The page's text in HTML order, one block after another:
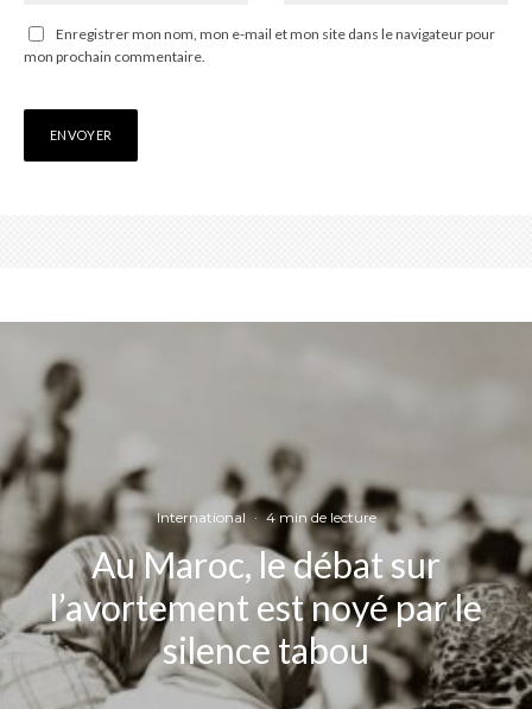
Enregistrer mon nom, mon e-mail et mon site dans le navigateur pour
mon prochain commentaire.
International · 4 min de lecture
Au Maroc, le débat sur
l’avortement est noyé par le
silence tabou